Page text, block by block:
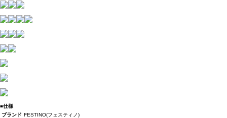
■仕様
ブランド FESTINO(フェスティノ)